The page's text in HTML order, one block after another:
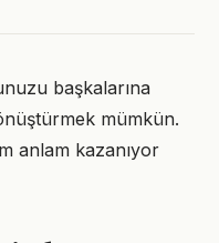
başkalarına
mümkün.
anlam kazanıyor